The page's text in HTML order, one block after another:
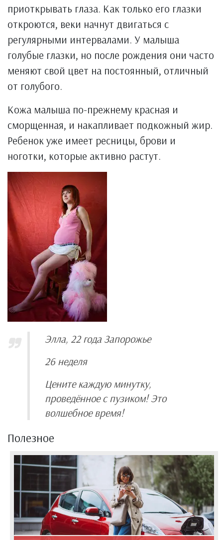
приоткрывать глаза. Как только его глазки
откроются, веки начнут двигаться с
регулярными интервалами. У малыша
голубые глазки, но после рождения они часто
меняют свой цвет на постоянный, отличный
от голубого.
Кожа малыша по-прежнему красная и
сморщенная, и накапливает подкожный жир.
Ребенок уже имеет ресницы, брови и
ноготки, которые активно растут.
Элла, 22 года Запорожье
26 неделя
Цените каждую минутку,
проведённое с пузиком! Это
волшебное время!
Полезное